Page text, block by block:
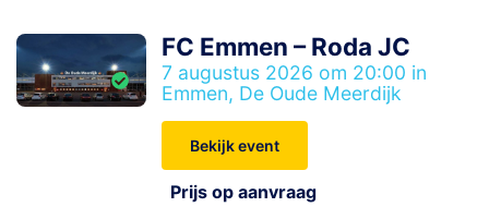
FC Emmen – Roda JC
7 augustus 2026 om 20:00 in
Emmen, De Oude Meerdijk
Bekijk event
Prijs op aanvraag